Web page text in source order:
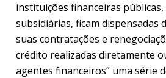
instituições financeiras públicas,
subsidiárias, ficam dispensadas
suas contratações e
crédito realizadas diretamente
agentes financeiros” uma série